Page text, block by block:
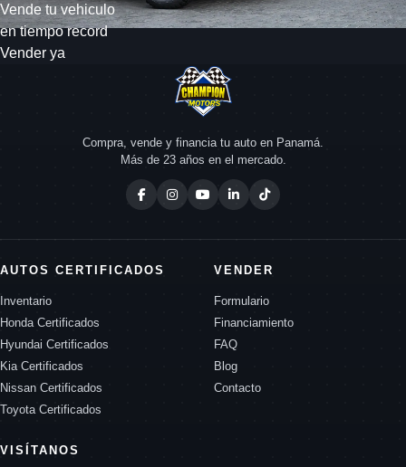
Vende tu vehiculo
en tiempo record
Vender ya
Compra, vende y financia tu auto en Panamá.
Más de 23 años en el mercado.
AUTOS CERTIFICADOS
Inventario
Honda Certificados
Hyundai Certificados
Kia Certificados
Nissan Certificados
Toyota Certificados
VENDER
Formulario
Financiamiento
FAQ
Blog
Contacto
VISÍTANOS